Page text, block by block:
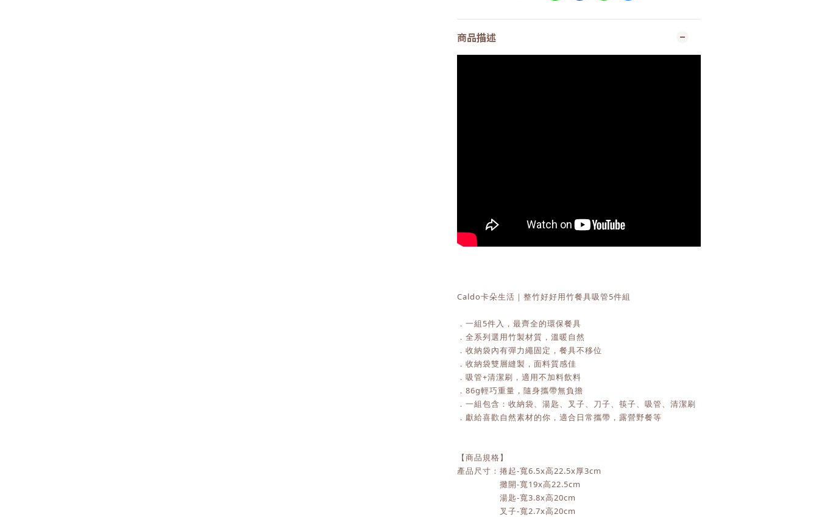
商品描述
Caldo卡朵生活｜整竹好好用竹餐具吸管5件組
．一組5件入，最齊全的環保餐具
．全系列選用竹製材質，溫暖自然
．收納袋內有彈力繩固定，餐具不移位
．收納袋雙層縫製，面料質感佳
．吸管+清潔刷，適用不加料飲料
．86g輕巧重量，隨身攜帶無負擔
．一組包含：收納袋、湯匙、叉子、刀子、筷子、吸管、清潔刷
．獻給喜歡自然素材的你，適合日常攜帶，露營野餐等
【商品規格】
產品尺寸：捲起-寬6.5x高22.5x厚3cm
攤開-寬19x高22.5cm
湯匙-寬3.8x高20cm
叉子-寬2.7x高20cm